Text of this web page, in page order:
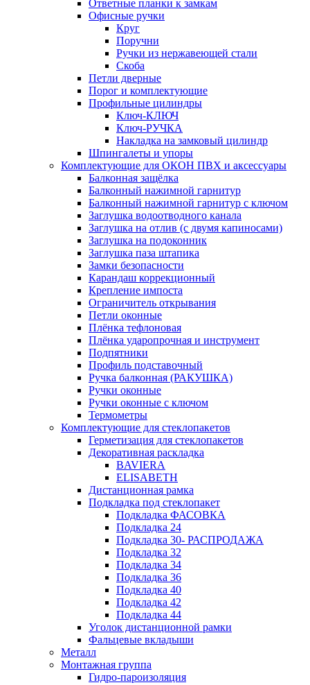
Ответные планки к замкам
Офисные ручки
Круг
Поручни
Ручки из нержавеющей стали
Скоба
Петли дверные
Порог и комплектующие
Профильные цилиндры
Ключ-КЛЮЧ
Ключ-РУЧКА
Накладка на замковый цилиндр
Шпингалеты и упоры
Комплектующие для ОКОН ПВХ и аксессуары
Балконная защёлка
Балконный нажимной гарнитур
Балконный нажимной гарнитур с ключом
Заглушка водоотводного канала
Заглушка на отлив (с двумя капиносами)
Заглушка на подоконник
Заглушка паза штапика
Замки безопасности
Карандаш коррекционный
Крепление импоста
Ограничитель открывания
Петли оконные
Плёнка тефлоновая
Плёнка ударопрочная и инструмент
Подпятники
Профиль подставочный
Ручка балконная (РАКУШКА)
Ручки оконные
Ручки оконные с ключом
Термометры
Комплектующие для стеклопакетов
Герметизация для стеклопакетов
Декоративная раскладка
BAVIERA
ELISABETH
Дистанционная рамка
Подкладка под стеклопакет
Подкладка ФАСОВКА
Подкладка 24
Подкладка 30- РАСПРОДАЖА
Подкладка 32
Подкладка 34
Подкладка 36
Подкладка 40
Подкладка 42
Подкладка 44
Уголок дистанционной рамки
Фальцевые вкладыши
Металл
Монтажная группа
Гидро-пароизоляция